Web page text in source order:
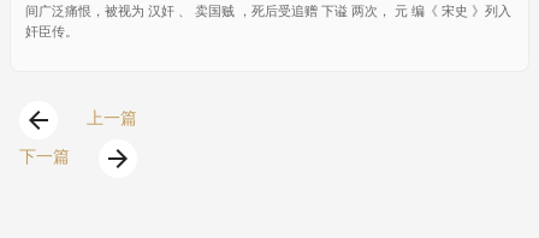
间广泛痛恨，被视为 汉奸 、 卖国贼 ，死后受追赠 下谥 两次， 元 编《 宋史 》列入
奸臣传。
arrow_back
上一篇
下一篇
arrow_forward